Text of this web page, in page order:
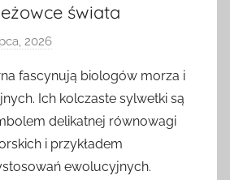
świata
2026
z
e
z
fascynują biologów morza i
Ich kolczaste sylwetki są
delikatnej równowagi
i przykładem
ewolucyjnych.